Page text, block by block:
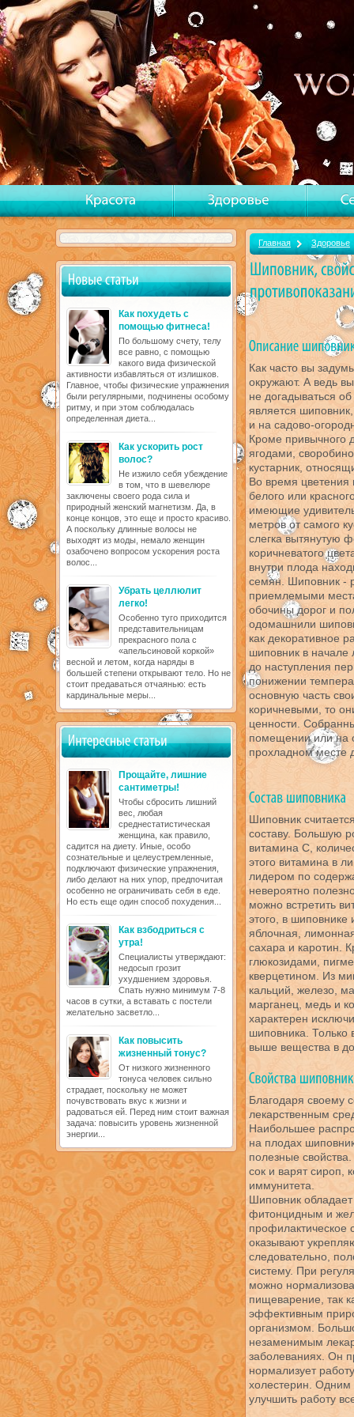
Как похудеть с
помощью фитнеса!
По большому счету, телу
все равно, с помощью
какого вида физической
активности избавляться от излишков.
Главное, чтобы физические упражнения
были регулярными, подчинены особому
ритму, и при этом соблюдалась
определенная диета...
Как ускорить рост
волос?
Не изжило себя убеждение
в том, что в шевелюре
заключены своего рода сила и
природный женский магнетизм. Да, в
конце концов, это еще и просто красиво.
А поскольку длинные волосы не
выходят из моды, немало женщин
озабочено вопросом ускорения роста
волос...
Убрать целлюлит
легко!
Особенно туго приходится
представительницам
прекрасного пола с
«апельсиновой коркой»
весной и летом, когда наряды в
большей степени открывают тело. Но не
стоит предаваться отчаянью: есть
кардинальные меры...
Прощайте, лишние
сантиметры!
Чтобы сбросить лишний
вес, любая
среднестатистическая
женщина, как правило,
садится на диету. Иные, особо
сознательные и целеустремленные,
подключают физические упражнения,
либо делают на них упор, предпочитая
особенно не ограничивать себя в еде.
Но есть еще один способ похудения...
Как взбодриться с
утра!
Специалисты утверждают:
недосып грозит
ухудшением здоровья.
Спать нужно минимум 7-8
часов в сутки, а вставать с постели
желательно засветло...
Как повысить
жизненный тонус?
От низкого жизненного
тонуса человек сильно
страдает, поскольку не может
почувствовать вкус к жизни и
радоваться ей. Перед ним стоит важная
задача: повысить уровень жизненной
энергии...
Главная Здоровье
Как часто вы
окружают. А ведь
не догадываться
является
и на садово-
Кроме привычного
ягодами,
кустарник,
Во время цветения
белого или
имеющие
метров от самого
слегка вытянутую
коричневатого
внутри плода
семян. Шиповник -
приемлемыми
обочины дорог и
одомашнили
как декоративное
шиповник в начале
до наступления
понижении
основную часть
коричневыми, то
ценности.
помещении или на
прохладном месте
Шиповник
составу. Большую
витамина С,
этого витамина в
лидером по
невероятно
можно встретить
этого, в
яблочная,
сахара и каротин.
глюкозидами,
кверцетином. Из
кальций, железо,
марганец, медь и
характерен
шиповника. Только
выше вещества в
Благодаря своему
лекарственным
Наибольшее
на плодах
полезные
сок и варят сироп,
иммунитета.
Шиповник
фитонцидным и
профилактическое
оказывают
следовательно,
систему. При
можно
пищеварение, так
эффективным
организмом.
незаменимым
заболеваниях. Он
нормализует
холестерин. Одним
улучшить работу